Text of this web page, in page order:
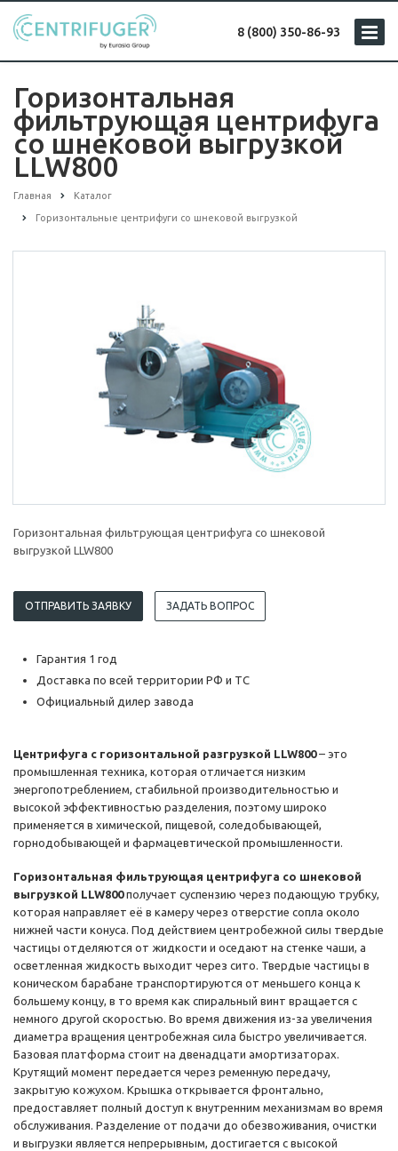
8 (800) 350-86-93
Горизонтальная
фильтрующая центрифуга
со шнековой выгрузкой
LLW800
Главная Каталог
Горизонтальные центрифуги со шнековой выгрузкой
Горизонтальная фильтрующая центрифуга со шнековой
выгрузкой LLW800
ОТПРАВИТЬ ЗАЯВКУ ЗАДАТЬ ВОПРОС
Гарантия 1 год
Доставка по всей территории РФ и ТС
Официальный дилер завода
Центрифуга с горизонтальной разгрузкой LLW800– это
промышленная техника, которая отличается низким
энергопотреблением, стабильной производительностью и
высокой эффективностью разделения, поэтому широко
применяется в химической, пищевой, соледобывающей,
горнодобывающей и фармацевтической промышленности.
Горизонтальная фильтрующая центрифуга со шнековой
выгрузкой LLW800получает суспензию через подающую трубку,
которая направляет её в камеру через отверстие сопла около
нижней части конуса. Под действием центробежной силы твердые
частицы отделяются от жидкости и оседают на стенке чаши, а
осветленная жидкость выходит через сито. Твердые частицы в
коническом барабане транспортируются от меньшего конца к
большему концу, в то время как спиральный винт вращается с
немного другой скоростью. Во время движения из-за увеличения
диаметра вращения центробежная сила быстро увеличивается.
Базовая платформа стоит на двенадцати амортизаторах.
Крутящий момент передается через ременную передачу,
закрытую кожухом. Крышка открывается фронтально,
предоставляет полный доступ к внутренним механизмам во время
обслуживания. Разделение от подачи до обезвоживания, очистки
и выгрузки является непрерывным, достигается с высокой